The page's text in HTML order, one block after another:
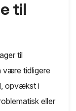
til
til
være tidligere
opvækst i
eller